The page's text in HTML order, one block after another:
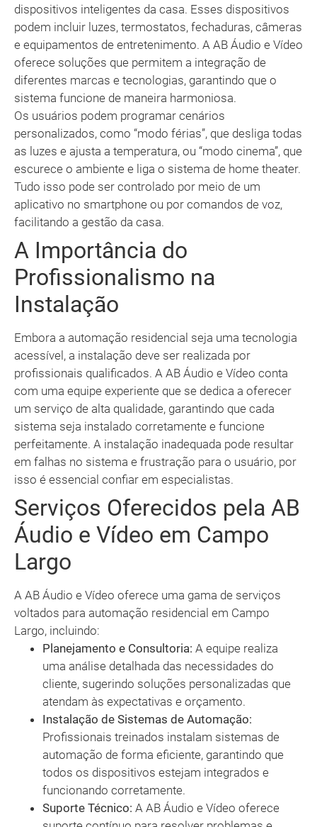
dispositivos inteligentes da casa. Esses dispositivos
podem incluir luzes, termostatos, fechaduras, câmeras
e equipamentos de entretenimento. A AB Áudio e Vídeo
oferece soluções que permitem a integração de
diferentes marcas e tecnologias, garantindo que o
sistema funcione de maneira harmoniosa.
Os usuários podem programar cenários
personalizados, como “modo férias”, que desliga todas
as luzes e ajusta a temperatura, ou “modo cinema”, que
escurece o ambiente e liga o sistema de home theater.
Tudo isso pode ser controlado por meio de um
aplicativo no smartphone ou por comandos de voz,
facilitando a gestão da casa.
A Importância do
Profissionalismo na
Instalação
Embora a automação residencial seja uma tecnologia
acessível, a instalação deve ser realizada por
profissionais qualificados. A AB Áudio e Vídeo conta
com uma equipe experiente que se dedica a oferecer
um serviço de alta qualidade, garantindo que cada
sistema seja instalado corretamente e funcione
perfeitamente. A instalação inadequada pode resultar
em falhas no sistema e frustração para o usuário, por
isso é essencial confiar em especialistas.
Serviços Oferecidos pela AB
Áudio e Vídeo em Campo
Largo
A AB Áudio e Vídeo oferece uma gama de serviços
voltados para automação residencial em Campo
Largo, incluindo:
Planejamento e Consultoria: A equipe realiza
uma análise detalhada das necessidades do
cliente, sugerindo soluções personalizadas que
atendam às expectativas e orçamento.
Instalação de Sistemas de Automação:
Profissionais treinados instalam sistemas de
automação de forma eficiente, garantindo que
todos os dispositivos estejam integrados e
funcionando corretamente.
Suporte Técnico: A AB Áudio e Vídeo oferece